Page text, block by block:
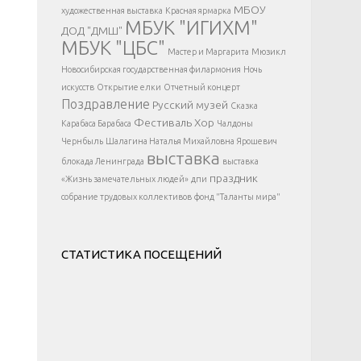
</div >
художественная выставка Красная ярмарка МБОУ
ДОД "ДМШ" МБУК "ИГИХМ"
МБУК "ЦБС" Мастер и Маргарита Мюзикл
Новосибирская государственная филармония Ночь
искусств Открытие елки Отчетный концерт
Поздравление Русский музей Сказка
Карабаса Барабаса ФестивальХор Чалдоны
Чернбыль Шалагина Наталья Михайловна Ярошевич
блокада Ленинграда выставка выставка
«Жизнь замечательных людей» дпи праздник
собрание трудовых коллективов фонд "Таланты мира"
СТАТИСТИКА ПОСЕЩЕНИЙ